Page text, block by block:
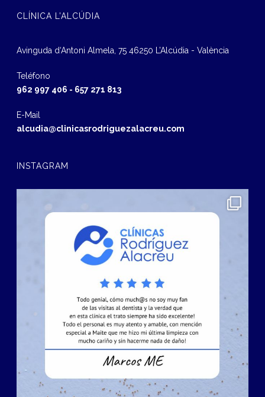
CLÍNICA L’ALCÚDIA
Avinguda d‘Antoni Almela, 75 46250 L’Alcúdia - València
Teléfono
962 997 406 - 657 271 813
E-Mail
alcudia@clinicasrodriguezalacreu.com
INSTAGRAM